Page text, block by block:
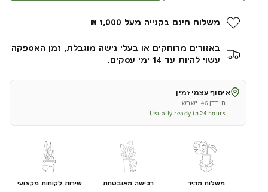
כמות
עבור
יוקה
קטנה
|
קטן
כמות
עבור
יוקה
קטנה
|
קטן
|
משלוח חינם בקנייה מעל 1,000 ₪
באזורים מרוחקים או בעלי גישה מוגבלת, זמן האספקה
עשוי להיות עד 14 ימי עסקים.
איסוף עצמי זמין
הירדן 46, ישרש
Usually ready in 24 hours
משלוח מהיר רכישה מאובטחת שירות לקוחות מקצועי